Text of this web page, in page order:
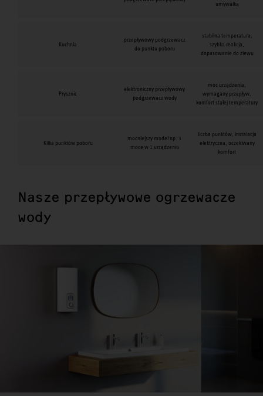
umywalką
Kuchnia
przepływowy podgrzewacz
do punktu poboru
stabilna temperatura,
szybka reakcja,
dopasowanie do zlewu
Prysznic
elektroniczny przepływowy
podgrzewacz wody
moc urządzenia,
wymagany przepływ,
komfort stałej temperatury
Kilka punktów poboru
mocniejszy model np. 3
moce w 1 urządzeniu
liczba punktów, instalacja
elektryczna, oczekiwany
komfort
Nasze przepływowe ogrzewacze
wody